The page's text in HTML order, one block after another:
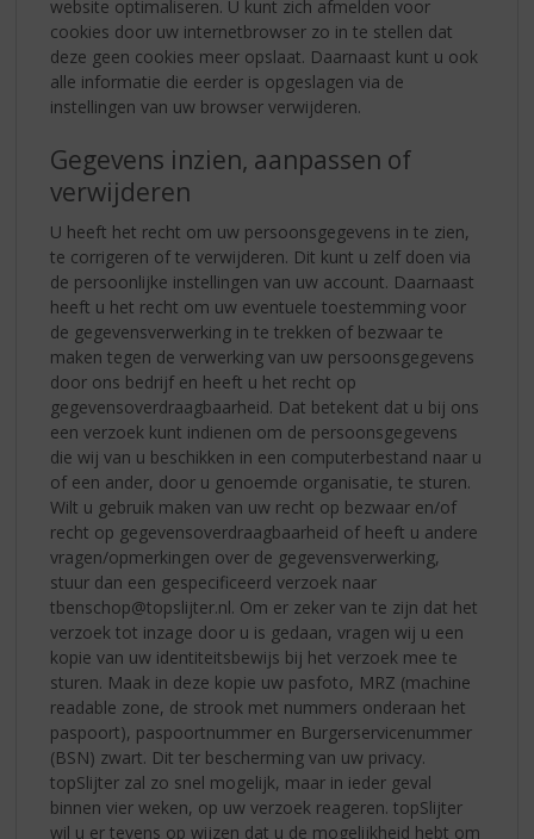
website optimaliseren. U kunt zich afmelden voor
cookies door uw internetbrowser zo in te stellen dat
deze geen cookies meer opslaat. Daarnaast kunt u ook
alle informatie die eerder is opgeslagen via de
instellingen van uw browser verwijderen.
Gegevens inzien, aanpassen of
verwijderen
U heeft het recht om uw persoonsgegevens in te zien,
te corrigeren of te verwijderen. Dit kunt u zelf doen via
de persoonlijke instellingen van uw account. Daarnaast
heeft u het recht om uw eventuele toestemming voor
de gegevensverwerking in te trekken of bezwaar te
maken tegen de verwerking van uw persoonsgegevens
door ons bedrijf en heeft u het recht op
gegevensoverdraagbaarheid. Dat betekent dat u bij ons
een verzoek kunt indienen om de persoonsgegevens
die wij van u beschikken in een computerbestand naar u
of een ander, door u genoemde organisatie, te sturen.
Wilt u gebruik maken van uw recht op bezwaar en/of
recht op gegevensoverdraagbaarheid of heeft u andere
vragen/opmerkingen over de gegevensverwerking,
stuur dan een gespecificeerd verzoek naar
tbenschop@topslijter.nl. Om er zeker van te zijn dat het
verzoek tot inzage door u is gedaan, vragen wij u een
kopie van uw identiteitsbewijs bij het verzoek mee te
sturen. Maak in deze kopie uw pasfoto, MRZ (machine
readable zone, de strook met nummers onderaan het
paspoort), paspoortnummer en Burgerservicenummer
(BSN) zwart. Dit ter bescherming van uw privacy.
topSlijter zal zo snel mogelijk, maar in ieder geval
binnen vier weken, op uw verzoek reageren. topSlijter
wil u er tevens op wijzen dat u de mogelijkheid hebt om